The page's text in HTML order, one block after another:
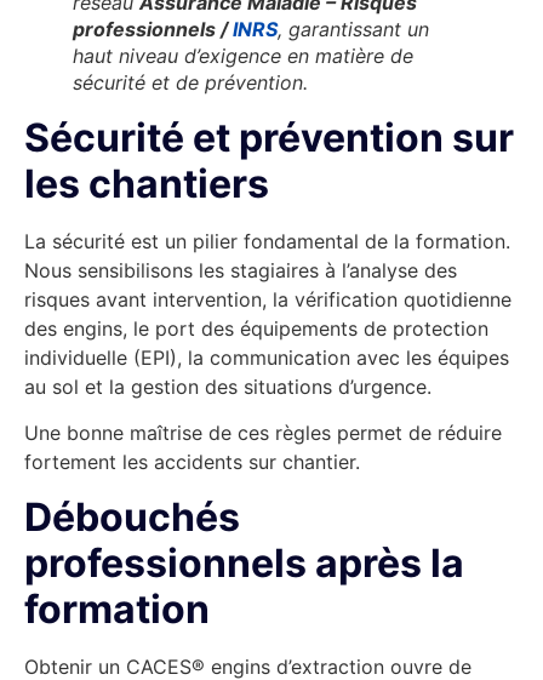
professionnels /INRS, garantissant un
haut niveau d’exigence en matière de
sécurité et de prévention.
Sécurité et prévention sur
les chantiers
La sécurité est un pilier fondamental de la formation.
Nous sensibilisons les stagiaires à l’analyse des
risques avant intervention, la vérification quotidienne
des engins, le port des équipements de protection
individuelle (EPI), la communication avec les équipes
au sol et la gestion des situations d’urgence.
Une bonne maîtrise de ces règles permet de réduire
fortement les accidents sur chantier.
Débouchés
professionnels après la
formation
Obtenir un CACES® engins d’extraction ouvre de